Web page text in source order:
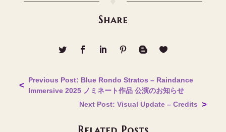
Share
Previous Post: Blue Rondo Stratos – Raindance
Immersive 2025 ノミネート作品 公演のお知らせ
Next Post: Visual Update – Credits